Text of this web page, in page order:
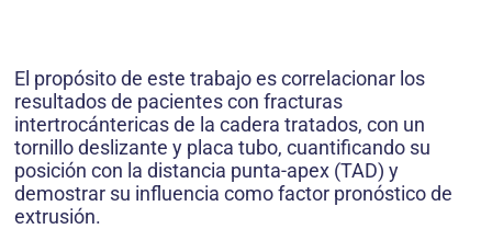
El propósito de este trabajo es correlacionar los
resultados de pacientes con fracturas
intertrocántericas de la cadera tratados, con un
tornillo deslizante y placa tubo, cuantificando su
posición con la distancia punta-apex (TAD) y
demostrar su influencia como factor pronóstico de
extrusión.